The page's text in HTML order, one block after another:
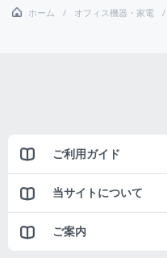
ホーム オフィス機器・家電
ご利用ガイド
当サイトについて
ご案内